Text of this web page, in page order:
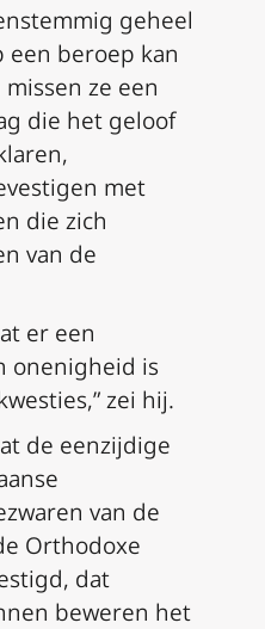
geheel
een beroep kan
ze een
die het geloof
met
die zich
van de
er een
onenigheid is
zei hij.
de eenzijdige
van de
Orthodoxe
dat
beweren het